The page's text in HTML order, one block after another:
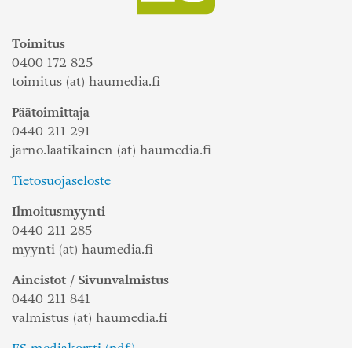
Toimitus
0400 172 825
toimitus (at) haumedia.fi
Päätoimittaja
0440 211 291
jarno.laatikainen (at) haumedia.fi
Tietosuojaseloste
Ilmoitusmyynti
0440 211 285
myynti (at) haumedia.fi
Aineistot / Sivunvalmistus
0440 211 841
valmistus (at) haumedia.fi